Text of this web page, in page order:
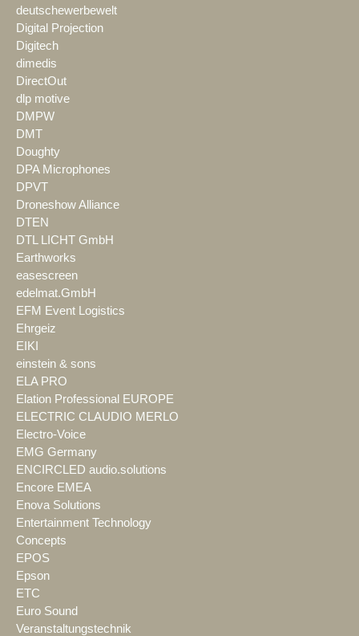
deutschewerbewelt
Digital Projection
Digitech
dimedis
DirectOut
dlp motive
DMPW
DMT
Doughty
DPA Microphones
DPVT
Droneshow Alliance
DTEN
DTL LICHT GmbH
Earthworks
easescreen
edelmat.GmbH
EFM Event Logistics
Ehrgeiz
EIKI
einstein & sons
ELA PRO
Elation Professional EUROPE
ELECTRIC CLAUDIO MERLO
Electro-Voice
EMG Germany
ENCIRCLED audio.solutions
Encore EMEA
Enova Solutions
Entertainment Technology
Concepts
EPOS
Epson
ETC
Euro Sound
Veranstaltungstechnik